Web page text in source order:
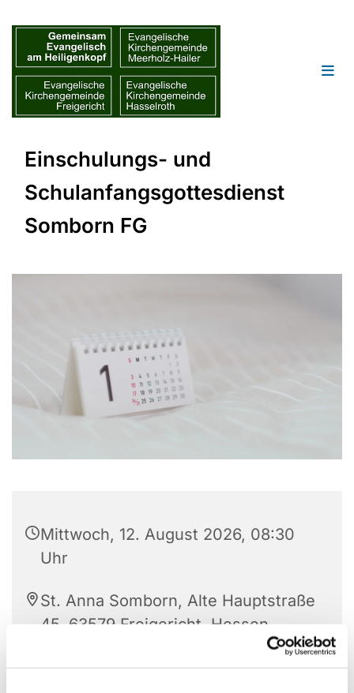
Einschulungs- und
Schulanfangsgottesdienst
Somborn FG
Mittwoch, 12. August 2026, 08:30
Uhr
St. Anna Somborn, Alte Hauptstraße
45, 63579 Freigericht, Hessen,